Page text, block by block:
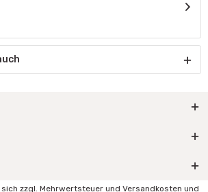
zzgl. Mehrwertsteuer und Versandkosten und